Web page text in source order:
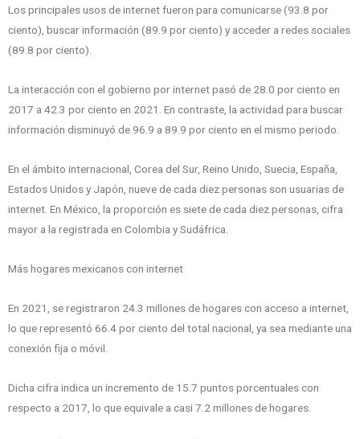
Los principales usos de internet fueron para comunicarse (93.8 por
ciento), buscar información (89.9 por ciento) y acceder a redes sociales
(89.8 por ciento).
La interacción con el gobierno por internet pasó de 28.0 por ciento en
2017 a 42.3 por ciento en 2021. En contraste, la actividad para buscar
información disminuyó de 96.9 a 89.9 por ciento en el mismo periodo.
En el ámbito internacional, Corea del Sur, Reino Unido, Suecia, España,
Estados Unidos y Japón, nueve de cada diez personas son usuarias de
internet. En México, la proporción es siete de cada diez personas, cifra
mayor a la registrada en Colombia y Sudáfrica.
Más hogares mexicanos con internet
En 2021, se registraron 24.3 millones de hogares con acceso a internet,
lo que representó 66.4 por ciento del total nacional, ya sea mediante una
conexión fija o móvil.
Dicha cifra indica un incremento de 15.7 puntos porcentuales con
respecto a 2017, lo que equivale a casi 7.2 millones de hogares.